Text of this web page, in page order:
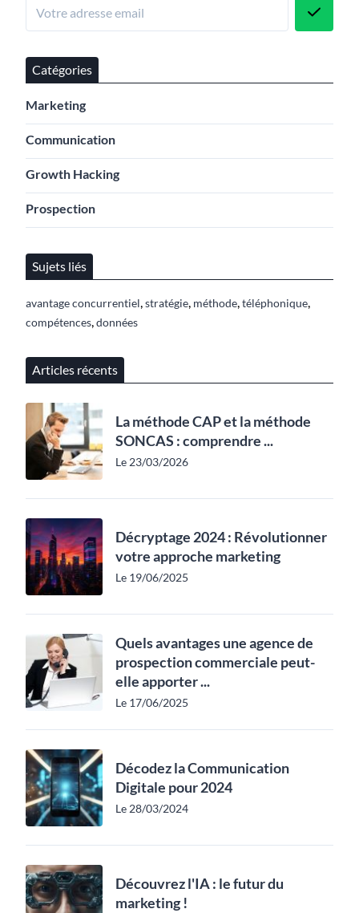
Catégories
Marketing
Communication
Growth Hacking
Prospection
Sujets liés
avantage concurrentiel,stratégie, méthode,téléphonique,
compétences,données
Articles récents
La méthode CAP et la méthode
SONCAS : comprendre ...
Le 23/03/2026
Décryptage 2024 : Révolutionner
votre approche marketing
Le 19/06/2025
Quels avantages une agence de
prospection commerciale peut-
elle apporter ...
Le 17/06/2025
Décodez la Communication
Digitale pour 2024
Le 28/03/2024
Découvrez l'IA : le futur du
marketing !